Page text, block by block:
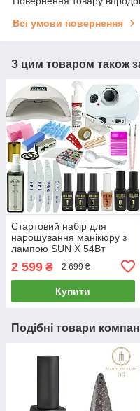
Всі умови повернення
З цим товаром також
Стартовий набір для
нарощування манікюру з
лампою SUN X 54Вт
601 65Вт 45000 об.
2 599 ₴ 2 699 ₴
Купити
Подібні товари